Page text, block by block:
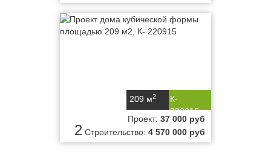
К-
220915
209 м2
2
Проект: 37 000 руб
Строительство: 4 570 000 руб